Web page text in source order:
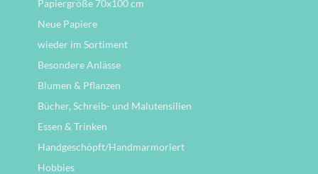
Papiergröße 70x100 cm
Neue Papiere
wieder im Sortiment
Besondere Anlässe
Blumen & Pflanzen
Bücher, Schreib- und Malutensilien
Essen & Trinken
Handgeschöpft/Handmarmoriert
Hobbies